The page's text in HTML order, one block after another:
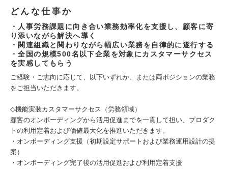
どんな仕事か
・人事労務課題に向き合い業務効率化を支援し、顧客に寄
り添いながら解決へ導く
・関連組織と関わりながら幅広い業務を自律的に遂行する
・全国の規模500名以下企業を対象にカスタマーサクセス
を実感してもらう
ご経験・ご志向に応じて、以下いずれか、または両ポジションの業務
をご担当いただきます。
◇機能実装カスタマーサクセス（労務領域）
顧客のオンボーディングから活用促進までを一貫して担い、プロダク
トの利用定着および価値最大化を推進いただきます。
・オンボーディング支援（初期設定サポートおよび業務運用設計の提
案）
・オンボーディング完了後の活用促進および利用定着支援